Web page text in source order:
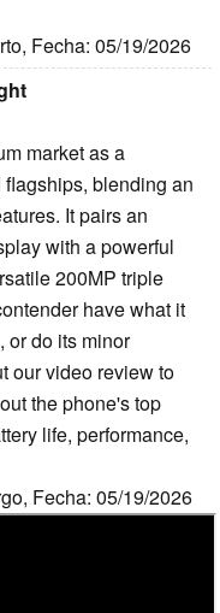
Fecha: 05/19/2026
market as a
blending an
It pairs an
with a powerful
200MP triple
have what it
or do its minor
our video review to
the phone's top
life, performance,
Fecha: 05/19/2026